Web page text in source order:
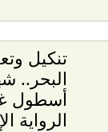
تنكيل
البحر..
أسطول
الرواية